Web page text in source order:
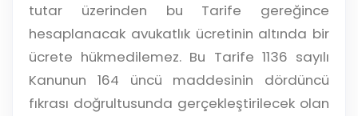
tutar üzerinden bu Tarife gereğince
hesaplanacak avukatlık ücretinin altında bir
ücrete hükmedilemez. Bu Tarife 1136 sayılı
Kanunun 164 üncü maddesinin dördüncü
fıkrası doğrultusunda gerçekleştirilecek olan